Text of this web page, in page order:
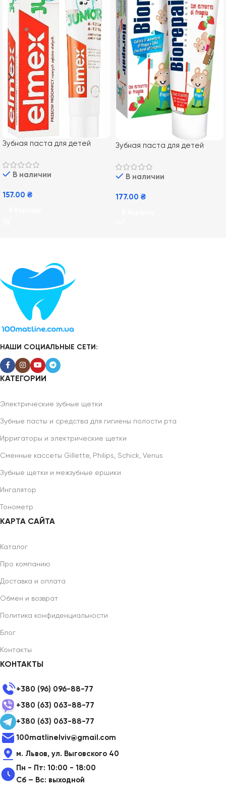
Зубная паста для детей
75 мл
В наличии
157.00 ₴
Зубная паста для детей
со вкусом клубники 75 мл
В наличии
177.00 ₴
НАШИ СОЦИАЛЬНЫЕ СЕТИ:
КАТЕГОРИИ
Электрические зубные щетки
Зубные пасты и средства для гигиены полости рта
Ирригаторы и электрические щетки
Сменные кассеты Gillette, Philips, Schick, Venus
Зубные щетки и межзубные ершики
Ингалятор
Тонометр
КАРТА САЙТА
Каталог
Про компанию
Доставка и оплата
Обмен и возврат
Политика конфиденциальности
Блог
Контакты
КОНТАКТЫ
+380 (96) 096-88-77
+380 (63) 063-88-77
+380 (63) 063-88-77
100matlinelviv@gmail.com
м. Львов, ул. Выговского 40
Пн - Пт: 10:00 - 18:00
Сб – Вс: выходной